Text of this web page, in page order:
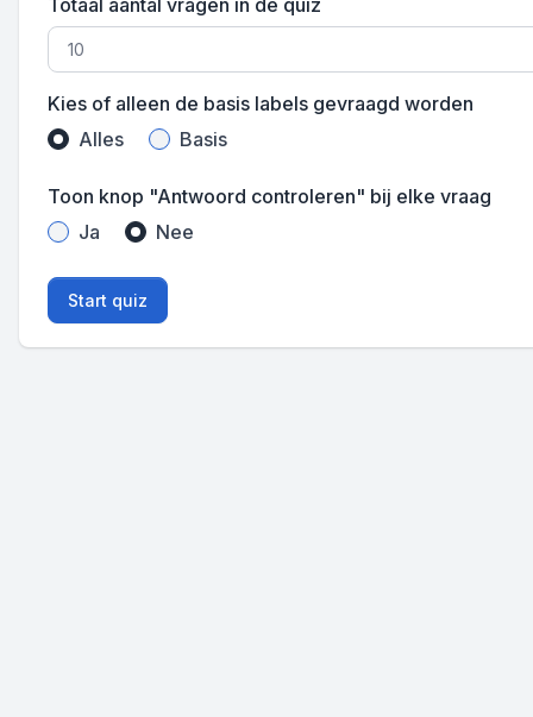
Totaal aantal vragen in de quiz
Kies of alleen de basis labels gevraagd worden
Alles
Basis
Toon knop "Antwoord controleren" bij elke vraag
Ja
Nee
Start quiz